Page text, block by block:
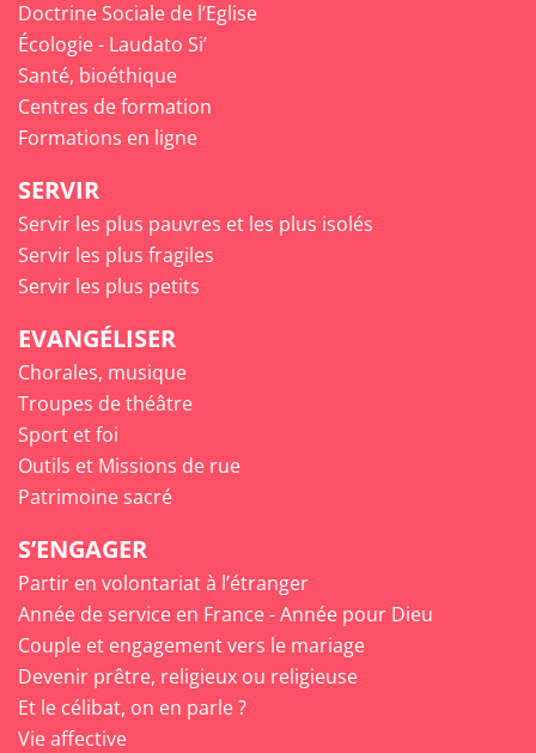
Doctrine Sociale de l’Eglise
Écologie - Laudato Si’
Santé, bioéthique
Centres de formation
Formations en ligne
SERVIR
Servir les plus pauvres et les plus isolés
Servir les plus fragiles
Servir les plus petits
EVANGÉLISER
Chorales, musique
Troupes de théâtre
Sport et foi
Outils et Missions de rue
Patrimoine sacré
S’ENGAGER
Partir en volontariat à l’étranger
Année de service en France - Année pour Dieu
Couple et engagement vers le mariage
Devenir prêtre, religieux ou religieuse
Et le célibat, on en parle ?
Vie affective